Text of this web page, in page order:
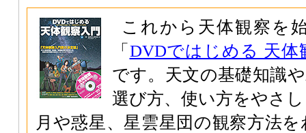
これから天体観察を
「 DVDではじめる 天体
です。天文の基礎知識
選び方、使い方をやさ
月や惑星、星雲星団の観察方法